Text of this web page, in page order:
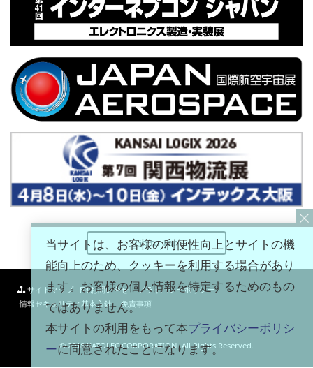
Go to Top
サイトマップ お問い合せ
プライバシーポリシー
情報セキュリティ基本方針
免責事項
© 2018 KATOLEC CORPORATION. All Rights Reserved.
当サイトは、お客様の利便性向上とサイトの機
能向上のため、クッキーを利用する場合があり
ます。お客様の個人情報を特定するためのもの
ではありません。
本サイトの利用をもって本プライバシーポリシ
ーに同意されたことになります。